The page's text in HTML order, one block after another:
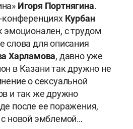
Игоря Портнягина.
Курбан
эмоционален, с трудом
слова для описания
Харламова, давно уже
в Казани так дружно не
о сексуальной
и так же дружно
после ее поражения,
новой эмблемой…